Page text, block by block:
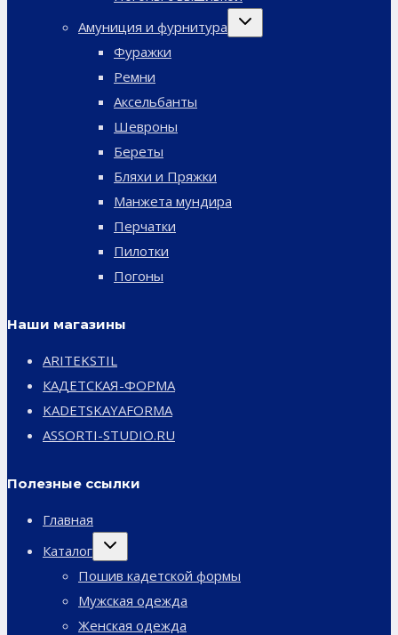
Амуниция и фурнитура
Переключить
дочернее
Фуражки
Ремни
Аксельбанты
Шевроны
Береты
Бляхи и Пряжки
Манжета мундира
Перчатки
Пилотки
Погоны
Наши магазины
ARITEKSTIL
КАДЕТСКАЯ-ФОРМА
KADETSKAYAFORMA
ASSORTI-STUDIO.RU
Полезные ссылки
Главная
Каталог
Переключить
дочернее
Пошив кадетской формы
Мужская одежда
Женская одежда